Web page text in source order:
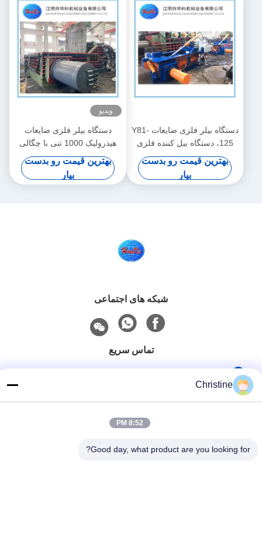
دستگاه بیلر فلزی ضایعات Y81-
125، دستگاه بیل کننده فلزی
هیدرولیک کوچک
بهترین قیمت رو بدست
بیار
ویدیو
دستگاه بیلر فلزی ضایعات
هیدرولیک 1000 تنی با چگالی
بالا
بهترین قیمت رو بدست
بیار
شبکه های اجتماعی
تماس سریع
آدرس
Christine
8:52 PM
Good day, what product are you looking for?